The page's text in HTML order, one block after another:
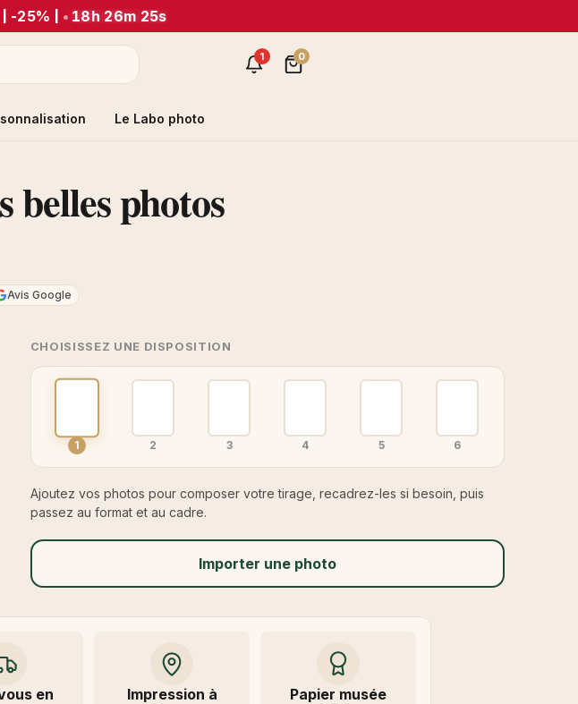
-25% | • 18h 26m 25s
1 0
Le Labo photo
belles photos
Avis Google
CHOISISSEZ UNE DISPOSITION
1 2 3 4 5 6
Ajoutez vos photos pour composer votre tirage, recadrez-les si besoin, puis
passez au format et au cadre.
Importer une photo
en
Impression à
Papier musée